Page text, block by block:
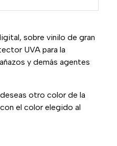
sobre vinilo de gran
UVA para la
y demás agentes
otro color de la
el color elegido al